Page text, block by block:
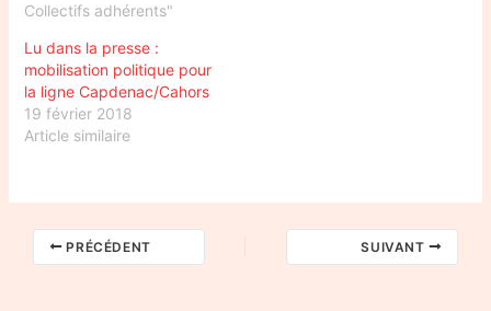
Collectifs adhérents"
Lu dans la presse :
mobilisation politique pour
la ligne Capdenac/Cahors
19 février 2018
Article similaire
PRÉCÉDENT SUIVANT